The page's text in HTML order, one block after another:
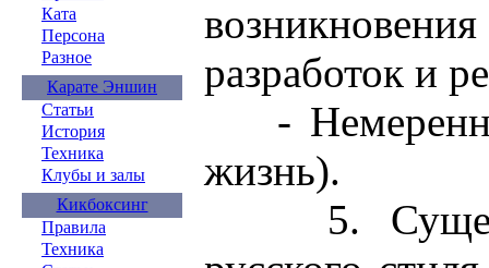
Ката
Персона
Разное
Карате Эншин
Статьи
История
Техника
Клубы и залы
Кикбоксинг
Правила
Техника
разработок и
- Немеренно
жизнь).
5.